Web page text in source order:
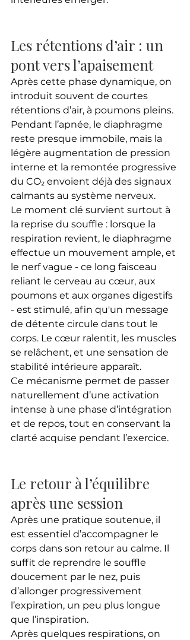
Les rétentions d’air : un
pont vers l’apaisement
Après cette phase dynamique, on
introduit souvent de courtes
rétentions d’air, à poumons pleins.
Pendant l’apnée, le diaphragme
reste presque immobile, mais la
légère augmentation de pression
interne et la remontée progressive
du CO₂ envoient déjà des signaux
calmants au système nerveux.
Le moment clé survient surtout à
la reprise du souffle : lorsque la
respiration revient, le diaphragme
effectue un mouvement ample, et
le nerf vague - ce long faisceau
reliant le cerveau au cœur, aux
poumons et aux organes digestifs
- est stimulé, afin qu'un message
de détente circule dans tout le
corps. Le cœur ralentit, les muscles
se relâchent, et une sensation de
stabilité intérieure apparaît.
Ce mécanisme permet de passer
naturellement d’une activation
intense à une phase d’intégration
et de repos, tout en conservant la
clarté acquise pendant l’exercice.
Le retour à l’équilibre
après une session
Après une pratique soutenue, il
est essentiel d’accompagner le
corps dans son retour au calme. Il
suffit de reprendre le souffle
doucement par le nez, puis
d’allonger progressivement
l’expiration, un peu plus longue
que l’inspiration.
Après quelques respirations, on